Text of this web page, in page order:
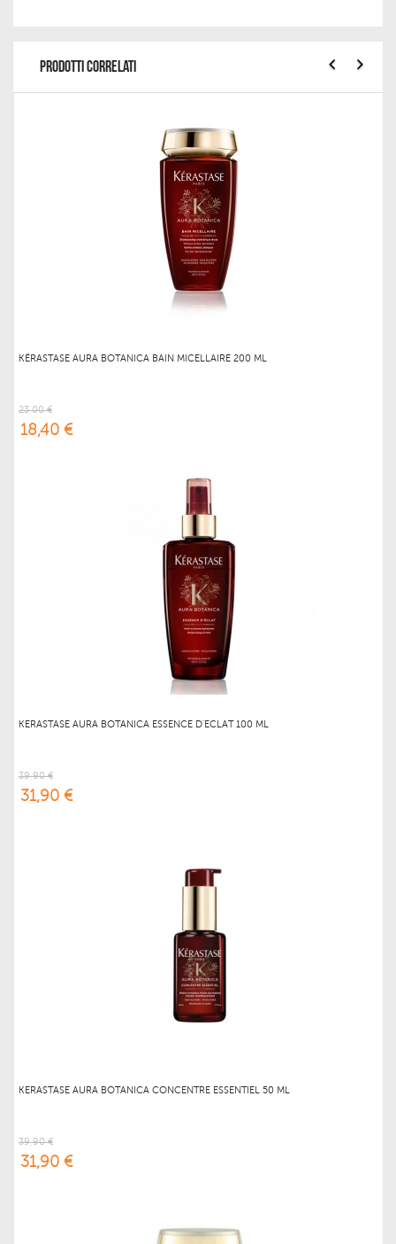
PRODOTTI CORRELATI
KÉRASTASE AURA BOTANICA BAIN MICELLAIRE 200 ML
23,00 €
18,40 €
KERASTASE AURA BOTANICA ESSENCE D'ECLAT 100 ML
39,90 €
31,90 €
KERASTASE AURA BOTANICA CONCENTRE ESSENTIEL 50 ML
39,90 €
31,90 €